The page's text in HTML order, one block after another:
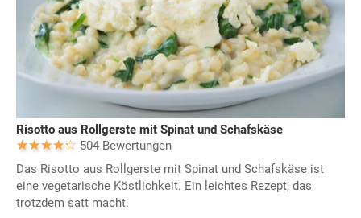
Risotto aus Rollgerste mit Spinat und Schafskäse
504 Bewertungen
Das Risotto aus Rollgerste mit Spinat und Schafskäse ist
eine vegetarische Köstlichkeit. Ein leichtes Rezept, das
trotzdem satt macht.